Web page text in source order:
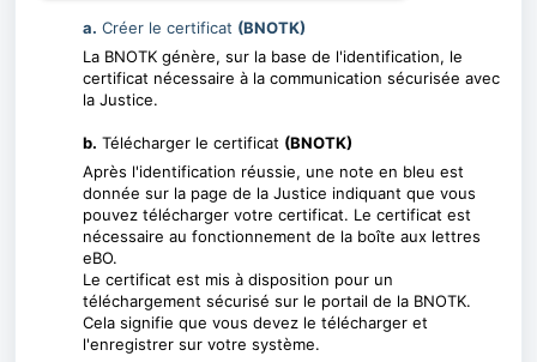
a. Créer le certificat (BNOTK)
La BNOTK génère, sur la base de l'identification, le
certificat nécessaire à la communication sécurisée avec
la Justice.
b. Télécharger le certificat (BNOTK)
Après l'identification réussie, une note en bleu est
donnée sur la page de la Justice indiquant que vous
pouvez télécharger votre certificat. Le certificat est
nécessaire au fonctionnement de la boîte aux lettres
eBO.
Le certificat est mis à disposition pour un
téléchargement sécurisé sur le portail de la BNOTK.
Cela signifie que vous devez le télécharger et
l'enregistrer sur votre système.